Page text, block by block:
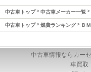
中古車トップ 中古車メーカー一覧
中古車トップ 燃費ランキング Ｂ
中古車情報ならカー
車買取